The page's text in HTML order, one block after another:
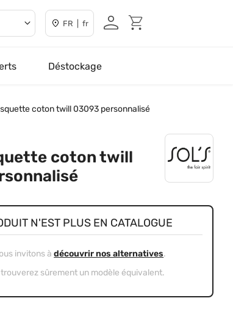
FR | fr
Déstockage
coton twill 03093 personnalisé
coton twill
N'EST PLUS EN CATALOGUE
invitons àdécouvrir nos alternatives.
trouverez sûrement un modèle équivalent.